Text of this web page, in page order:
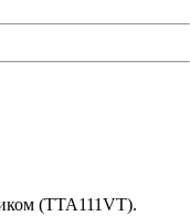
(TTA111VT).